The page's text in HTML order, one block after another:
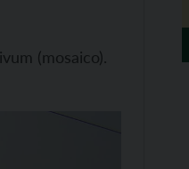
(mosaico).